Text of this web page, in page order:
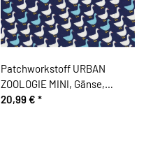
Patchworkstoff URBAN
ZOOLOGIE MINI, Gänse,
dunkelblau-weiß-hellblau
20,99 € *